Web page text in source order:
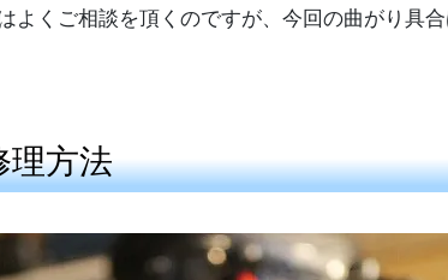
よくご相談を頂くのですが、今回の曲がり具
方法